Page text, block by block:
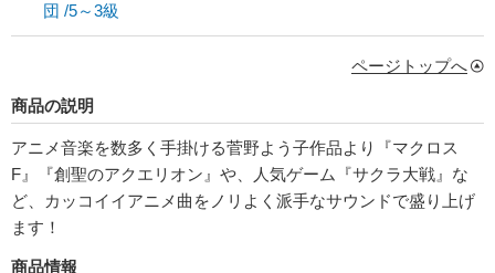
団 /5～3級
ページトップへ
商品の説明
アニメ音楽を数多く手掛ける菅野よう子作品より『マクロス
F』『創聖のアクエリオン』や、人気ゲーム『サクラ大戦』な
ど、カッコイイアニメ曲をノリよく派手なサウンドで盛り上げ
ます！
商品情報